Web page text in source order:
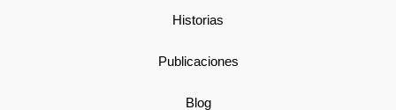
Historias
Publicaciones
Blog